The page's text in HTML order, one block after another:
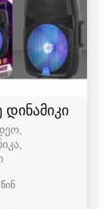
დინამიკი